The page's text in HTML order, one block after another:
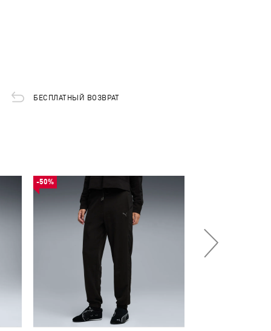
БЕСПЛАТНЫЙ ВОЗВРАТ
-50%